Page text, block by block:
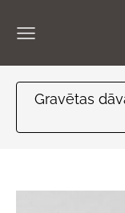
Gravētas